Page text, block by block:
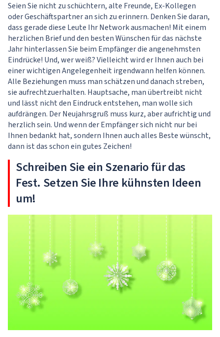
Seien Sie nicht zu schüchtern, alte Freunde, Ex-Kollegen
oder Geschäftspartner an sich zu erinnern. Denken Sie daran,
dass gerade diese Leute Ihr Network ausmachen! Mit einem
herzlichen Brief und den besten Wünschen für das nächste
Jahr hinterlassen Sie beim Empfänger die angenehmsten
Eindrücke! Und, wer weiß? Vielleicht wird er Ihnen auch bei
einer wichtigen Angelegenheit irgendwann helfen können.
Alle Beziehungen muss man schätzen und danach streben,
sie aufrechtzuerhalten. Hauptsache, man übertreibt nicht
und lässt nicht den Eindruck entstehen, man wolle sich
aufdrängen. Der Neujahrsgruß muss kurz, aber aufrichtig und
herzlich sein. Und wenn der Empfänger sich nicht nur bei
Ihnen bedankt hat, sondern Ihnen auch alles Beste wünscht,
dann ist das schon ein gutes Zeichen!
Schreiben Sie ein Szenario für das
Fest. Setzen Sie Ihre kühnsten Ideen
um!